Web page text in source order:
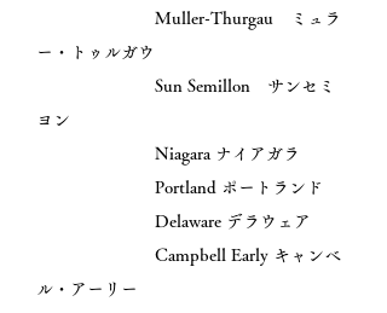
Muller-Thurgau ミュラ
ー・トゥルガウ
Sun Semillon サンセミ
ヨン
Niagara ナイアガラ
Portland ポートランド
Delaware デラウェア
Campbell Early キャンベ
ル・アーリー